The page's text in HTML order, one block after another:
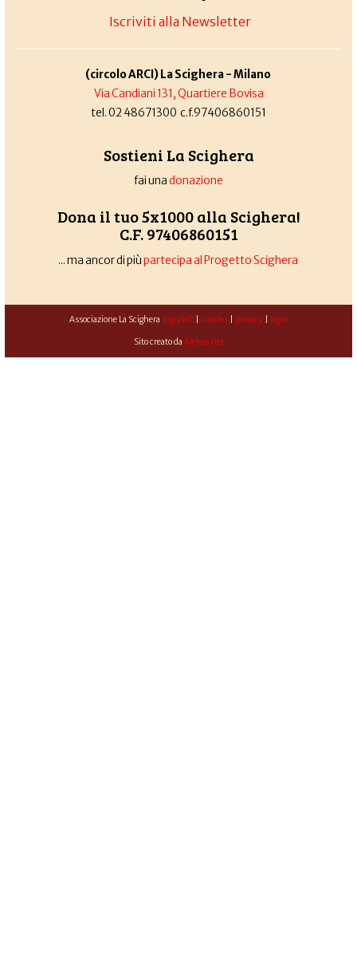
Iscriviti alla Newsletter
(circolo ARCI) La Scighera - Milano
Via Candiani 131, Quartiere Bovisa
tel. 02 48671300 c.f.97406860151
Sostieni La Scighera
fai unadonazione
Dona il tuo 5x1000 alla Scighera!
C.F. 97406860151
... ma ancor di piùpartecipa al Progetto Scighera
Associazione La Scighera copyleft| cookies| privacy| login
Sito creato da Alekos.net